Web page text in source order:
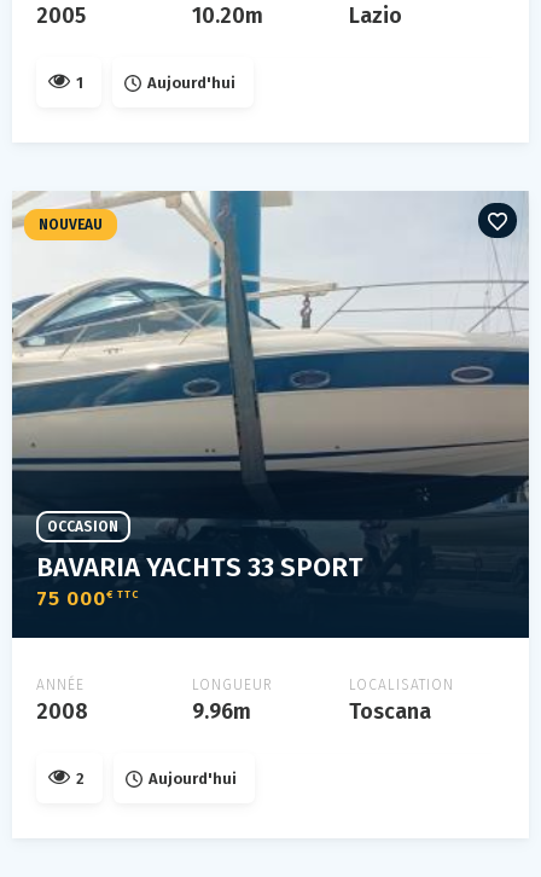
2005 10.20m Lazio
1 Aujourd'hui
BAVARIA YACHTS 33 SPORT
75 000€ TTC
OCCASION
ANNÉE
2008
LONGUEUR
9.96m
LOCALISATION
Toscana
NOUVEAU
2 Aujourd'hui